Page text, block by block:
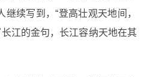
继续写到，“登高壮观天地间，
江的金句，长江容纳天地在其